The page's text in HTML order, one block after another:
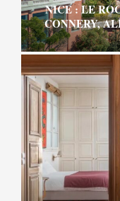
NICE : LE
CONNERY,